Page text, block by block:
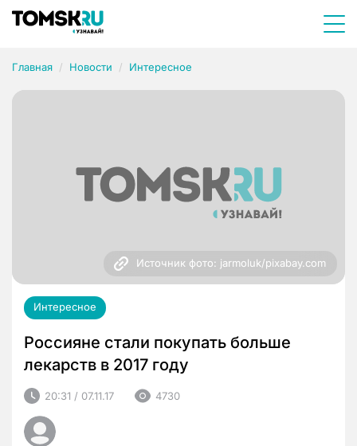
Главная Новости Интересное
Источник фото: jarmoluk/pixabay.com
Интересное
Россияне стали покупать больше
лекарств в 2017 году
20:31 / 07.11.17 4730